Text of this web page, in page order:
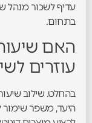
עדיף לשכור מנהל
בתחום.
האם
עוזרים
בהחלט. שילוב
היעד, משפר שימור